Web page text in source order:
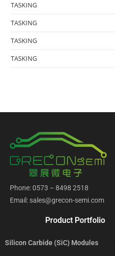
TASKING
TASKING
TASKING
TASKING
Phone: 0573 – 8498 2518
Email: sales@grecon-semi.com
Product Portfolio
Silicon Carbide (SiC) Modules